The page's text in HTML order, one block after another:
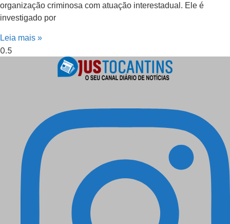
organização criminosa com atuação interestadual. Ele é
investigado por
Leia mais »